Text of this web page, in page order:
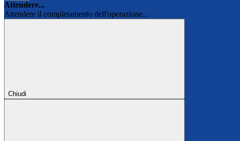
Attendere...
Attendere il completamento dell'operazione...
Chiudi